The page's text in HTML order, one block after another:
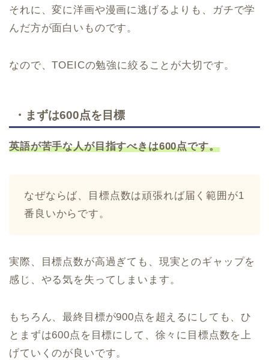
それに、変に洋画や漫画に逃げるよりも、ガチで学
んだ方が面白いものです。
なので、TOEICの勉強に絞ることが大切です。
・まずは600点を目標
英語が苦手な人が目指すべきは600点です。
なぜならば、目標点数は頑張れば届く範囲が1
番良いからです。
実際、目標点数が高過ぎても、現実とのギャップを
感じ、やる気を失ってしまいます。
もちろん、最終目標が900点を超えるにしても、ひ
とまずは600点を目標にして、徐々に目標点数を上
げていくのが良いです。